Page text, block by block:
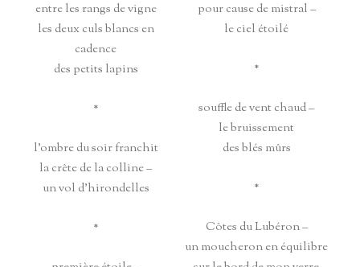
entre les rangs de vigne
les deux culs blancs en
cadence
des petits lapins
*
l’ombre du soir franchit
la crête de la colline –
un vol d’hirondelles
*
pour cause de mistral –
le ciel étoilé
*
souffle de vent chaud –
le bruissement
des blés mûrs
*
Côtes du Lubéron –
un moucheron en équilibre